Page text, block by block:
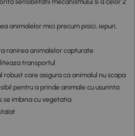
animalelor mici precum pisici, iepuri,
ranirea animalelor capturate
transportul
robust care asigura ca animalul nu scapa
pentru a prinde animale cu usurinta
se imbina cu vegetatia